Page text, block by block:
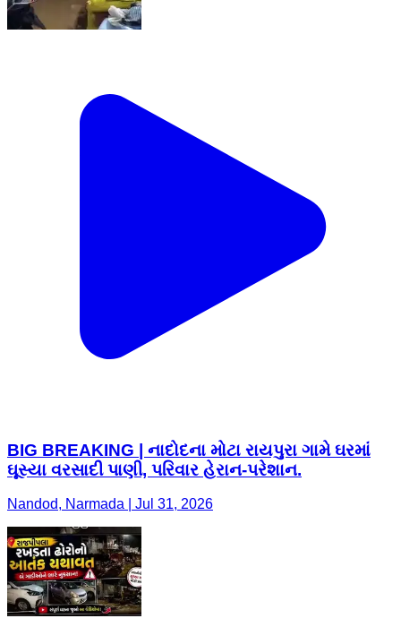
BIG BREAKING | નાદોદના મોટા રાયપુરા ગામે ઘરમાં
ઘૂસ્યા વરસાદી પાણી, પરિવાર હેરાન-પરેશાન.
Nandod, Narmada | Jul 31, 2026